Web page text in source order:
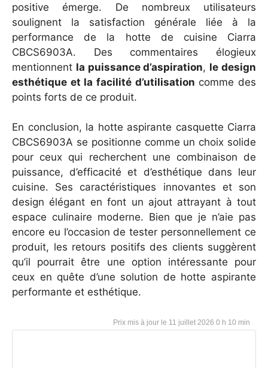
positive émerge. De nombreux utilisateurs
soulignent la satisfaction générale liée à la
performance de la hotte de cuisine Ciarra
CBCS6903A. Des commentaires élogieux
mentionnent la puissance d’aspiration, le design
esthétique et la facilité d’utilisation comme des
points forts de ce produit.
En conclusion, la hotte aspirante casquette Ciarra
CBCS6903A se positionne comme un choix solide
pour ceux qui recherchent une combinaison de
puissance, d’efficacité et d’esthétique dans leur
cuisine. Ses caractéristiques innovantes et son
design élégant en font un ajout attrayant à tout
espace culinaire moderne. Bien que je n’aie pas
encore eu l’occasion de tester personnellement ce
produit, les retours positifs des clients suggèrent
qu’il pourrait être une option intéressante pour
ceux en quête d’une solution de hotte aspirante
performante et esthétique.
11 juillet 2026 0 h 10 min